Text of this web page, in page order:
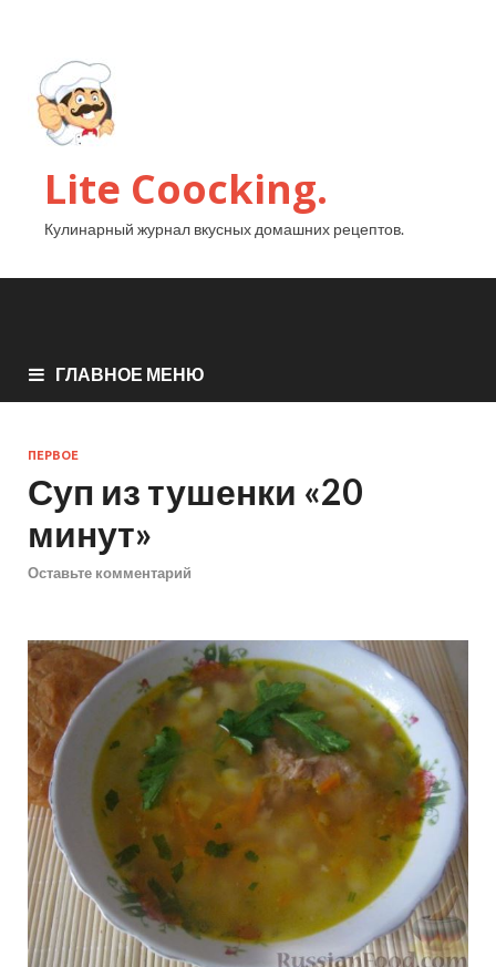
Lite Coocking.
Кулинарный журнал вкусных домашних рецептов.
ГЛАВНОЕ МЕНЮ
ПЕРВОЕ
Суп из тушенки «20
минут»
Оставьте комментарий